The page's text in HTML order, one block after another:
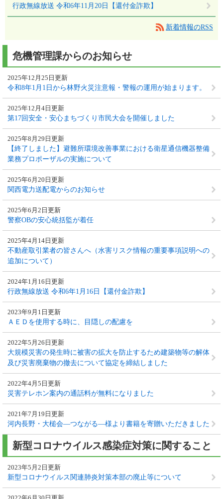
行政無線放送 令和6年11月20日【還付金詐欺】
新着情報のRSS
危機管理課からのお知らせ
令和8年1月1日から林野火災注意報・警報の運用が始まります。
2025年12月25日更新
第17回安全・安心まちづくり市民大会を開催しました
2025年12月4日更新
【終了しました】避難所環境改善事業における衛星通信機器整備
業務プロポーザルの実施について
2025年8月29日更新
関西電力送配電からのお知らせ
2025年6月20日更新
警察OBの安心統括監が着任
2025年6月2日更新
不動産取引業者の皆さんへ（水害リスク情報の重要事項説明への
追加について）
2025年4月14日更新
行政無線放送 令和6年1月16日【還付金詐欺】
2024年1月16日更新
ＡＥＤを使用する時に、目隠しの配慮を
2023年9月1日更新
大規模災害の発生時に被害の拡大を防止するため建築物等の解体
及び災害廃棄物の撤去について協定を締結しました
2022年5月26日更新
災害テレホン案内の通話料が無料になりました
2022年4月5日更新
河内長野・大槌会―つながる―様より書籍を寄贈いただきました
2021年7月19日更新
新型コロナウイルス感染症対策に関すること
新型コロナウイルス関連肺炎対策本部の廃止等について
2023年5月2日更新